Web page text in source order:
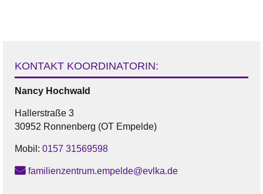
KONTAKT KOORDINATORIN:
Nancy Hochwald
Hallerstraße 3
30952 Ronnenberg (OT Empelde)
Mobil: 0157 31569598
familienzentrum.empelde@evlka.de